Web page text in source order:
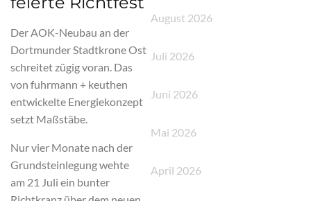
Der AOK-Neubau an der
Dortmunder Stadtkrone Ost
schreitet zügig voran. Das
von fuhrmann + keuthen
entwickelte Energiekonzept
setzt Maßstäbe.
Nur vier Monate nach der
Grundsteinlegung wehte
am 21 Juli ein bunter
n
h
August 2026
Juli 2026
Juni 2026
Mai 2026
April 2026